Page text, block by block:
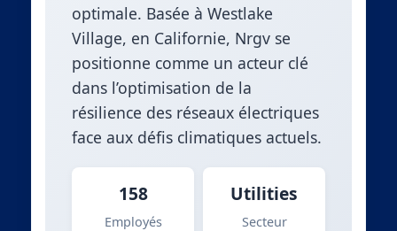
optimale. Basée à Westlake
Village, en Californie, Nrgv se
positionne comme un acteur clé
dans l’optimisation de la
résilience des réseaux électriques
face aux défis climatiques actuels.
158
Employés
Utilities
Secteur